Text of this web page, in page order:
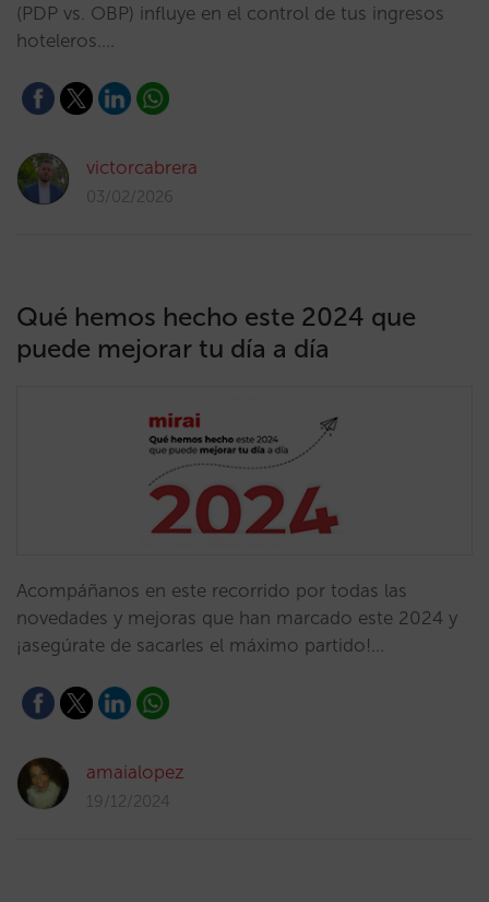
(PDP vs. OBP) influye en el control de tus ingresos
hoteleros.…
victorcabrera
03/02/2026
Qué hemos hecho este 2024 que
puede mejorar tu día a día
Acompáñanos en este recorrido por todas las
novedades y mejoras que han marcado este 2024 y
¡asegúrate de sacarles el máximo partido!…
amaialopez
19/12/2024